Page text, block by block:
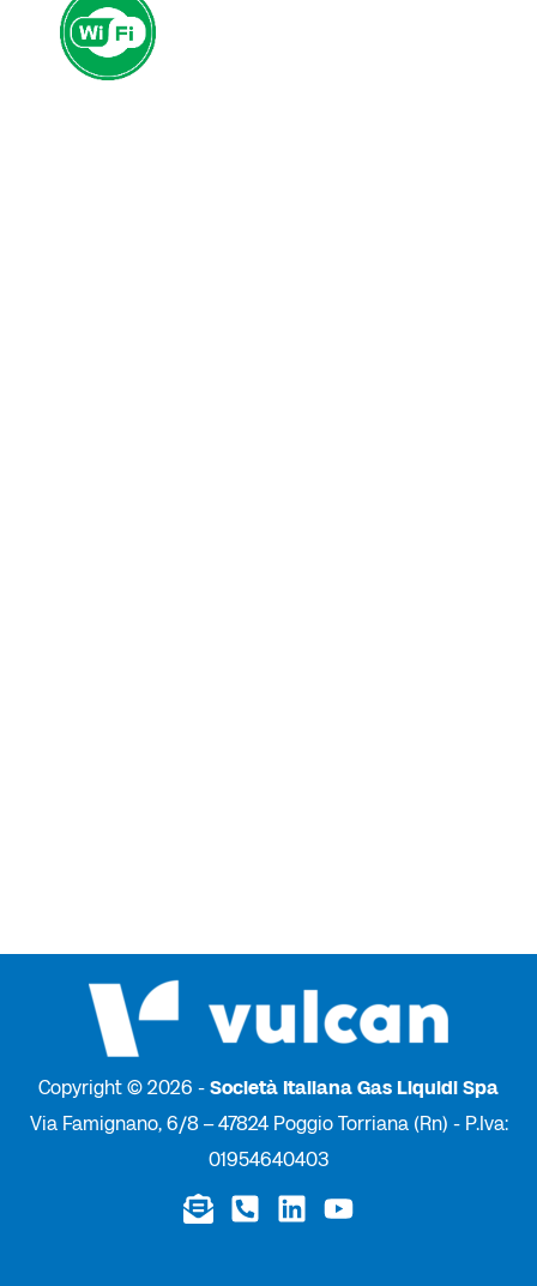
Copyright © 2026 - Società Italiana Gas Liquidi Spa
Via Famignano, 6/8 – 47824 Poggio Torriana (Rn) - P.Iva:
01954640403